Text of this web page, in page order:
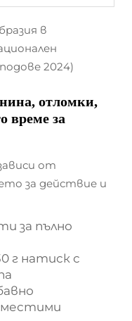
в
2024)
отломки,
време за
от
за действие и
за пълно
г натиск с